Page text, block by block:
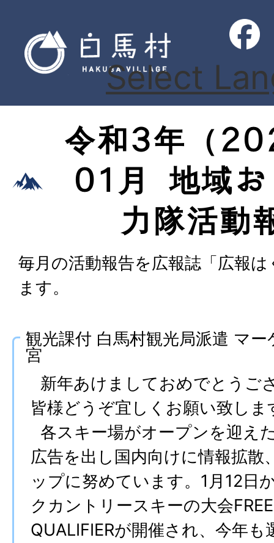
Select
令和3年（
01月 地域お
力隊活動
毎月の活動報告を広報誌「広報
ます。
観光課付 白馬村観光局派遣 マ
宮
新年あけましておめでとうご
皆様どうぞ宜しくお願い致しま
各スキー場がオープンを迎え
広告を出し国内向けに情報拡散
ップに努めています。1月12日
クカントリースキーの大会
QUALIFIERが開催され、今年